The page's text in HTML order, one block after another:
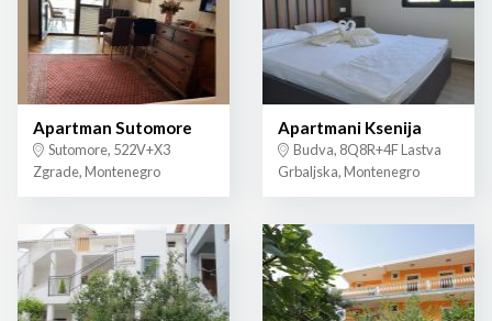
Apartman Sutomore
Sutomore, 522V+X3
Zgrade, Montenegro
Apartmani Ksenija
Budva, 8Q8R+4F Lastva
Grbaljska, Montenegro